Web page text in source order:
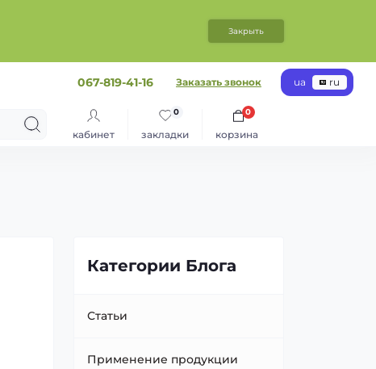
Закрыть
067-819-41-16 Заказать звонок ua ru
кабинет закладки
0
корзина
0
Категории Блога
Статьи
Применение продукции